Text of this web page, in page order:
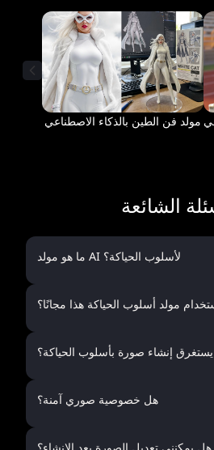
مولد فن الطين بالذكاء الاصطناعي
الشائعة
ما هو مولد AI لأسلوب الحياكة؟
مولد أسلوب الحياكة هذا مجانًا؟
إنشاء صورة بأسلوب الحياكة؟
هل خصوصية صوري آمنة؟